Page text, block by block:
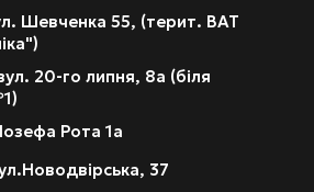
Шевченка 55, (терит. ВАТ
20-го липня, 8а (біля
Рота 1а
37